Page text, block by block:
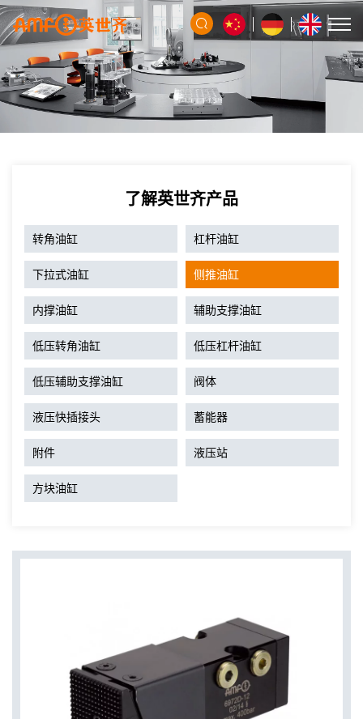
了解英世齐产品
转角油缸 杠杆油缸
下拉式油缸 侧推油缸
内撑油缸 辅助支撑油缸
低压转角油缸 低压杠杆油缸
低压辅助支撑油缸 阀体
液压快插接头 蓄能器
附件 液压站
方块油缸